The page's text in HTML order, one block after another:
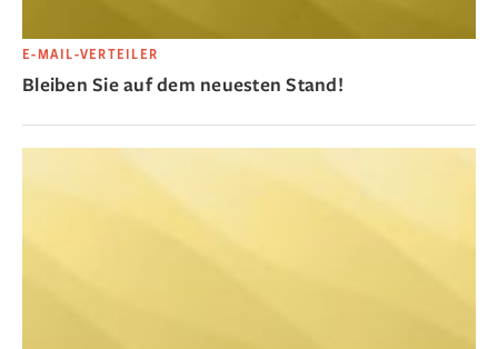
E-MAIL-VERTEILER
Bleiben Sie auf dem neuesten Stand!